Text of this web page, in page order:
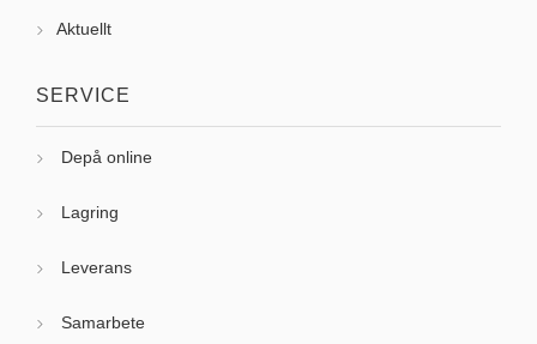
Aktuellt
SERVICE
Depå online
Lagring
Leverans
Samarbete